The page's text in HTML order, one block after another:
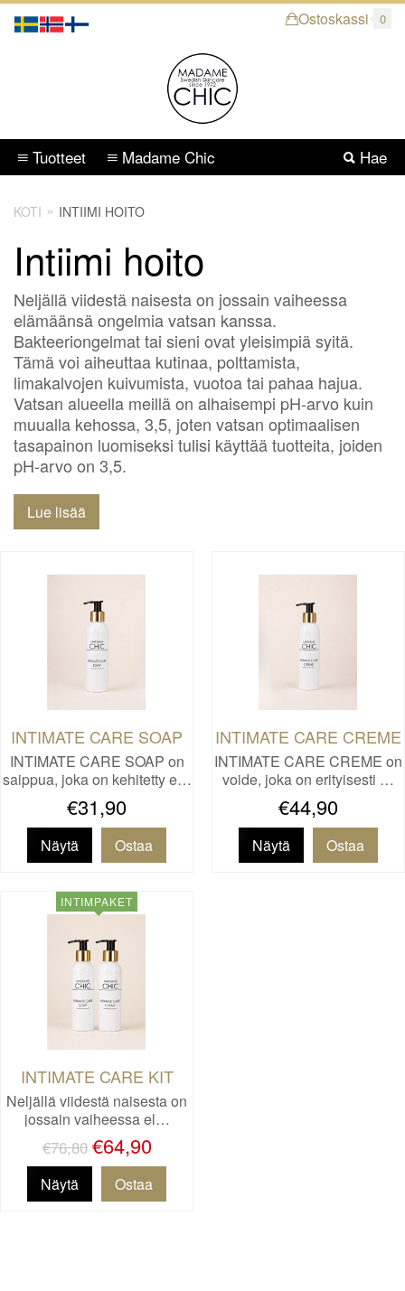
Ostoskassi 0
Hae
Tuotteet Madame Chic
KOTI INTIIMI HOITO
Intiimi hoito
Neljällä viidestä naisesta on jossain vaiheessa
elämäänsä ongelmia vatsan kanssa.
Bakteeriongelmat tai sieni ovat yleisimpiä syitä.
Tämä voi aiheuttaa kutinaa, polttamista,
limakalvojen kuivumista, vuotoa tai pahaa hajua.
Vatsan alueella meillä on alhaisempi pH-arvo kuin
muualla kehossa, 3,5, joten vatsan optimaalisen
tasapainon luomiseksi tulisi käyttää tuotteita, joiden
pH-arvo on 3,5.
Lue lisää
INTIMATE CARE SOAP
INTIMATE CARE SOAP on
saippua, joka on kehitetty e…
€31,90
Näytä
INTIMATE CARE CREME
INTIMATE CARE CREME on
voide, joka on erityisesti …
€44,90
Näytä
INTIMPAKET
INTIMATE CARE KIT
Neljällä viidestä naisesta on
jossain vaiheessa el…
€76,80 €64,90
Näytä